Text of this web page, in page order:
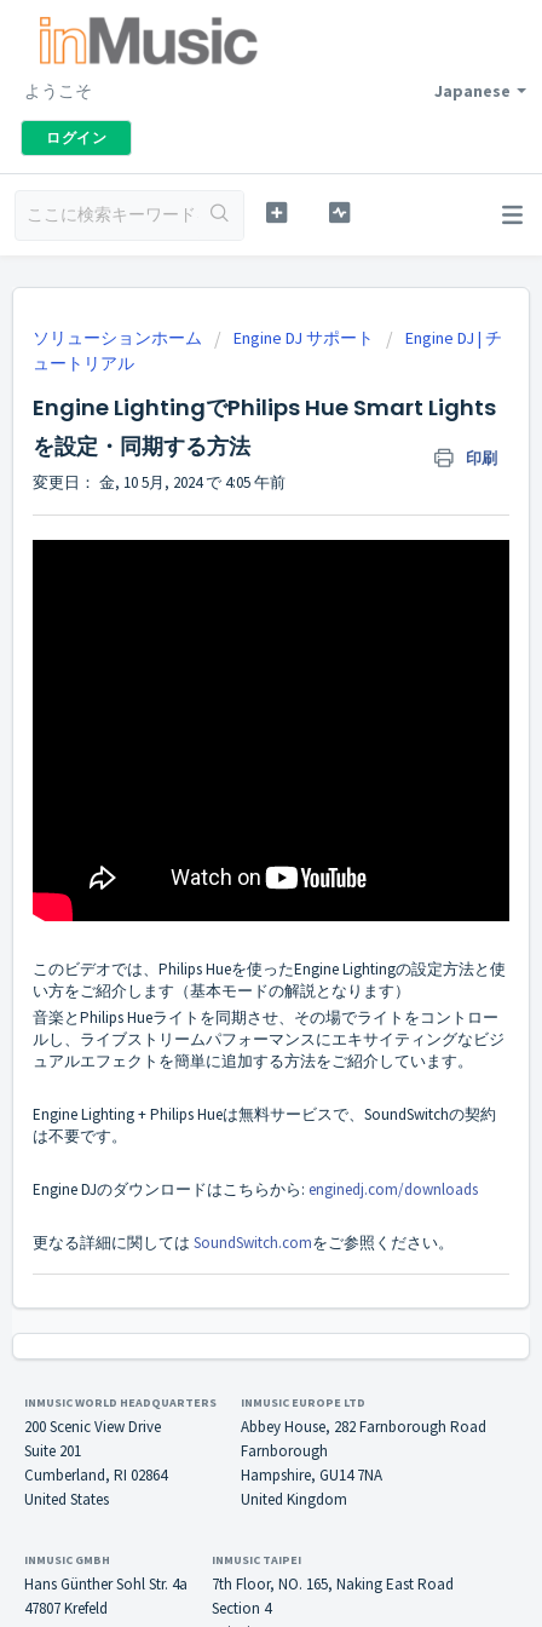
Japanese
ようこそ
ログイン
ソリューションホーム Engine DJ サポート
Engine DJ | チ
ュートリアル
Engine LightingでPhilips Hue Smart Lights
を設定・同期する方法
印刷
変更日： 金, 10 5月, 2024 で 4:05 午前
このビデオでは、Philips Hueを使ったEngine Lightingの設定方法と使
い方をご紹介します（基本モードの解説となります）
音楽とPhilips Hueライトを同期させ、その場でライトをコントロー
ルし、ライブストリームパフォーマンスにエキサイティングなビジ
ュアルエフェクトを簡単に追加する方法をご紹介しています。
Engine Lighting + Philips Hueは無料サービスで、SoundSwitchの契約
は不要です。
Engine DJのダウンロードはこちらから: enginedj.com/downloads
更なる詳細に関しては SoundSwitch.comをご参照ください。
INMUSIC WORLD HEADQUARTERS
200 Scenic View Drive
Suite 201
Cumberland, RI 02864
United States
INMUSIC EUROPE LTD
Abbey House, 282 Farnborough Road
Farnborough
Hampshire, GU14 7NA
United Kingdom
INMUSIC GMBH
Hans Günther Sohl Str. 4a
47807 Krefeld
INMUSIC TAIPEI
7th Floor, NO. 165, Naking East Road
Section 4